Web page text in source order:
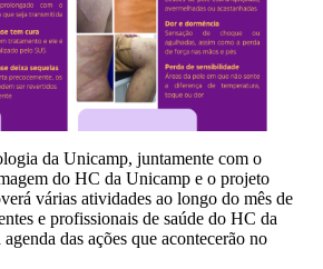
da Unicamp, juntamente com o
do HC da Unicamp e o projeto
várias atividades ao longo do mês de
e profissionais de saúde do HC da
das ações que acontecerão no